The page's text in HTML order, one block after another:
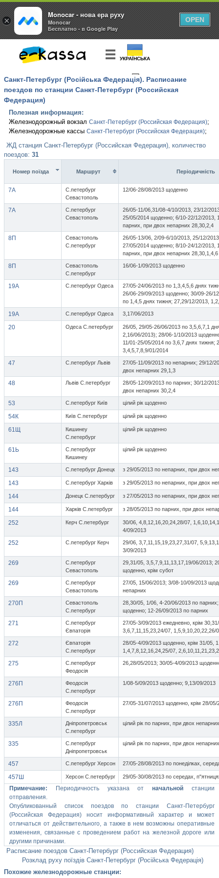
УКРАЇНСЬКА
КУПИТЬБИЛЕТ
Санкт-Петербург (Російська Федерація). Расписание
поездов по станции Санкт-Петербург (Российская
Федерация)
Полезная информация:
Железнодорожный вокзал Санкт-Петербург (Российская Федерация);
Железнодорожные кассы Санкт-Петербург (Российская Федерация);
ЖД станция Санкт-Петербург (Российская Федерация), количество
поездов: 31
Номер поїзда Маршрут Перiодичнiсть
7А
С.петербург
Севастополь
12/06-28/08/2013 щоденно
7А
С.петербург
Севастополь
26/05-11/06,31/08-4/10/2013, 23/12/
25/05/2014 щоденно; 6/10-22/12/2013,
парних, при двох непарних 28,30,2,4
8П
Севастополь
С.петербург
26/05-13/06, 2/09-6/10/2013, 25/12/
27/05/2014 щоденно; 8/10-24/12/2013,
парних, при двох непарних 28,30,1,4,6
8П
Севастополь
С.петербург
16/06-1/09/2013 щоденно
19A С.петербург Одеса
27/05-24/06/2013 по 1,3,4,5,6 днях
26/06-29/09/2013 щоденно; 30/09-26/
по 1,4,5 днях тижня; 27,29/12/2013,
19A С.петербург Одеса 3,17/06/2013
20 Одеса С.петербург
26/05, 29/05-26/06/2013 по 3,5,6,7,1
2,16/06/2013); 28/06-1/10/2013
11/01-25/05/2014 по 3,6,7 днях тижня;
3,4,5,7,8,9/01/2014
47 С.петербург Львів
27/05-11/09/2013 по непарних; 29/12/
двох непарних 29,1,3
48 Львів С.петербург
28/05-12/09/2013 по парних; 30/12/
двох непарних 30,2,4
53 С.петербург Київ цілий рік щоденно
54К Київ С.петербург цілий рік щоденно
61Щ
Кишинеу
С.петербург
цілий рік щоденно
61Ь
С.петербург
Кишинеу
цілий рік щоденно
143 С.петербург Донецк з 29/05/2013 по непарних, при двох
143 С.петербург Харків з 29/05/2013 по непарних, при двох
144 Донецк С.петербург з 27/05/2013 по непарних, при двох
144 Харків С.петербург з 28/05/2013 по парних, при двох
252 Керч С.петербург
30/06, 4,8,12,16,20,24,28/07,
4/09/2013
252 С.петербург Керч
29/06, 3,7,11,15,19,23,27,31/07,
3/09/2013
269
С.петербург
Севастополь
29,31/05, 3,5,7,9,11,13,17,19/06/2013;
щоденно, крім субот
269
С.петербург
Севастополь
27/05, 15/06/2013; 3/08-10/09/2013
непарних
270П
Севастополь
С.петербург
28,30/05, 1/06, 4-20/06/2013 по
щоденно; 12-26/09/2013 по парних
271
С.петербург
Євпаторія
27/05-3/09/2013 ежедневно, крім
3,6,7,11,15,23,24/07, 1,5,9,10,20,22,26/
272
Євпаторія
С.петербург
28/05-4/09/2013 щоденно, крім 31/05,
1,4,7,8,12,16,24,25/07,
275
С.петербург
Феодосія
26,28/05/2013; 30/05-4/09/2013
276П
Феодосія
С.петербург
1/08-5/09/2013 щоденно; 9,13/09/2013
276П
Феодосія
С.петербург
27/05-31/07/2013 щоденно, крім 28/05/
335Л
Дніпропетровськ
С.петербург
цілий рік по парних, при двох
335
С.петербург
Дніпропетровськ
цілий рік по парних, при двох
457 С.петербург Херсон 27/05-28/08/2013 по понеділках,
457Ш Херсон С.петербург 29/05-30/08/2013 по середах,
Примечание: Периодичность указана отначальной станции
отправления.
Опубликованный список поездов по станции Санкт-Петербург
(Российская Федерация) носит информативный характер и может
отличаться от действительного, а также в нем возможны оперативные
изменения, связанные с проведением работ на железной дороге или
другими причинами.
Расписание поездов Санкт-Петербург (Российская Федерация)
Розклад руху поїздів Санкт-Петербург (Російська Федерація)
Похожие железнодорожные станции:
×
Monocar - нова ера руху
Monocar
Бесплатно - в Google Play
OPEN